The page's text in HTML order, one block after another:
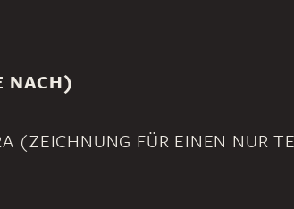
NACH)
(ZEICHNUNG FÜR EINEN NUR